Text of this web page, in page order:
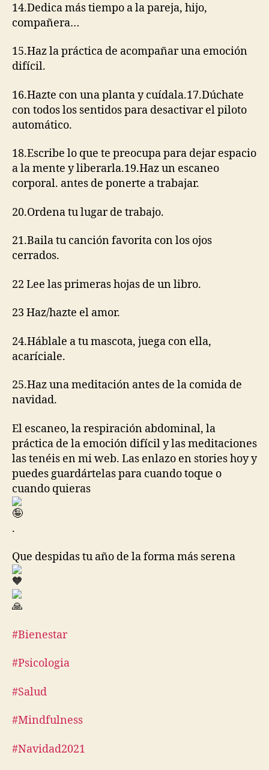
14.Dedica más tiempo a la pareja, hijo,
compañera…
15.Haz la práctica de acompañar una emoción
difícil.
16.Hazte con una planta y cuídala.17.Dúchate
con todos los sentidos para desactivar el piloto
automático.
18.Escribe lo que te preocupa para dejar espacio
a la mente y liberarla.19.Haz un escaneo
corporal. antes de ponerte a trabajar.
20.Ordena tu lugar de trabajo.
21.Baila tu canción favorita con los ojos
cerrados.
22 Lee las primeras hojas de un libro.
23 Haz/hazte el amor.
24.Háblale a tu mascota, juega con ella,
acaríciale.
25.Haz una meditación antes de la comida de
navidad.
El escaneo, la respiración abdominal, la
práctica de la emoción difícil y las meditaciones
las tenéis en mi web. Las enlazo en stories hoy y
puedes guardártelas para cuando toque o
cuando quieras
.
Que despidas tu año de la forma más serena
#Bienestar
#Psicologia
#Salud
#Mindfulness
#Navidad2021